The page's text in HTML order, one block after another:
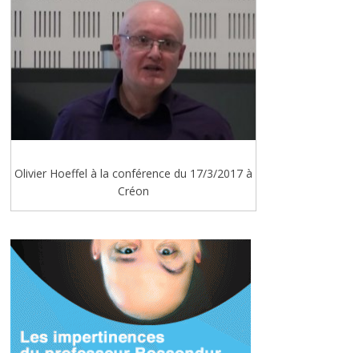
Olivier Hoeffel à la conférence du 17/3/2017 à
Créon